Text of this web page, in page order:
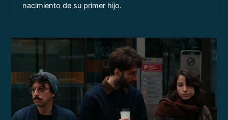
nacimiento de su primer hijo.